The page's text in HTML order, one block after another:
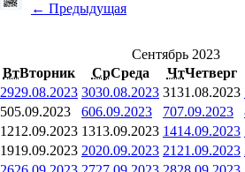
← Предыдущая
Сентябрь 2023
ВтВторник СрСреда ЧтЧетверг
2929.08.2023 3030.08.2023 3131.08.2023
505.09.2023 606.09.2023 707.09.2023
1212.09.2023 1313.09.2023 1414.09.2023
1919.09.2023 2020.09.2023 21 21.09.2023